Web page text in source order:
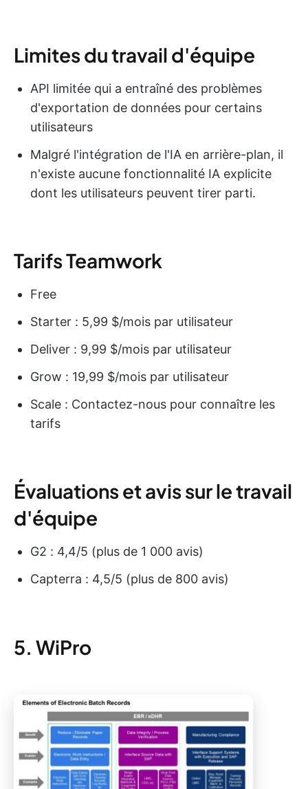
Limites du travail d'équipe
API limitée qui a entraîné des problèmes
d'exportation de données pour certains
utilisateurs
Malgré l'intégration de l'IA en arrière-plan, il
n'existe aucune fonctionnalité IA explicite
dont les utilisateurs peuvent tirer parti.
Tarifs Teamwork
Free
Starter : 5,99 $/mois par utilisateur
Deliver : 9,99 $/mois par utilisateur
Grow : 19,99 $/mois par utilisateur
Scale : Contactez-nous pour connaître les
tarifs
Évaluations et avis sur le travail
d'équipe
G2 : 4,4/5 (plus de 1 000 avis)
Capterra : 4,5/5 (plus de 800 avis)
5. WiPro